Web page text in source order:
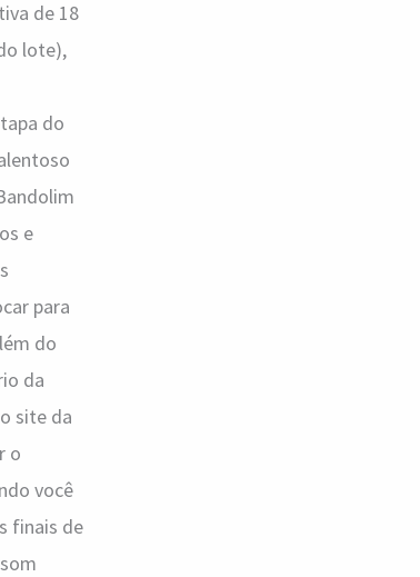
de 18
lote),
do
e
para
do
da
site da
o
você
finais de